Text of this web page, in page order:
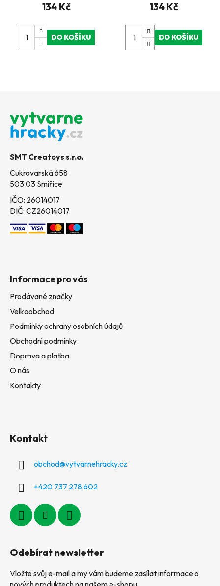
134 Kč
DO KOŠÍKU
134 Kč
DO KOŠÍKU
SMT Creatoys s.r.o.
Cukrovarská 658
503 03 Smiřice
IČO: 26014017
DIČ: CZ26014017
Informace pro vás
Prodávané značky
Velkoobchod
Podmínky ochrany osobních údajů
Obchodní podmínky
Doprava a platba
O nás
Kontakty
Kontakt
obchod@vytvarnehracky.cz
+420 737 278 602
Odebírat newsletter
Vložte svůj e-mail a my vám budeme zasílat informace o
nových produktech na našem e-shopu.